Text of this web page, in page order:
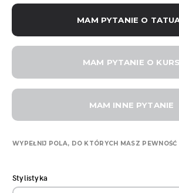
MAM PYTANIE O
MAM PYTANIE O KURS
MAM INNE PYTANIE
WYPEŁNIJ POLA, DO KTÓRYCH MASZ PEWNOŚĆ
Stylistyka